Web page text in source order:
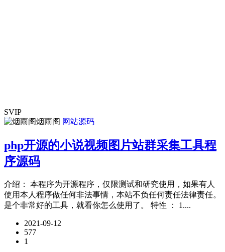
SVIP
烟雨阁 网站源码
php开源的小说视频图片站群采集工具程
序源码
介绍： 本程序为开源程序，仅限测试和研究使用，如果有人
使用本人程序做任何非法事情，本站不负任何责任法律责任。
是个非常好的工具，就看你怎么使用了。 特性 ： 1....
2021-09-12
577
1